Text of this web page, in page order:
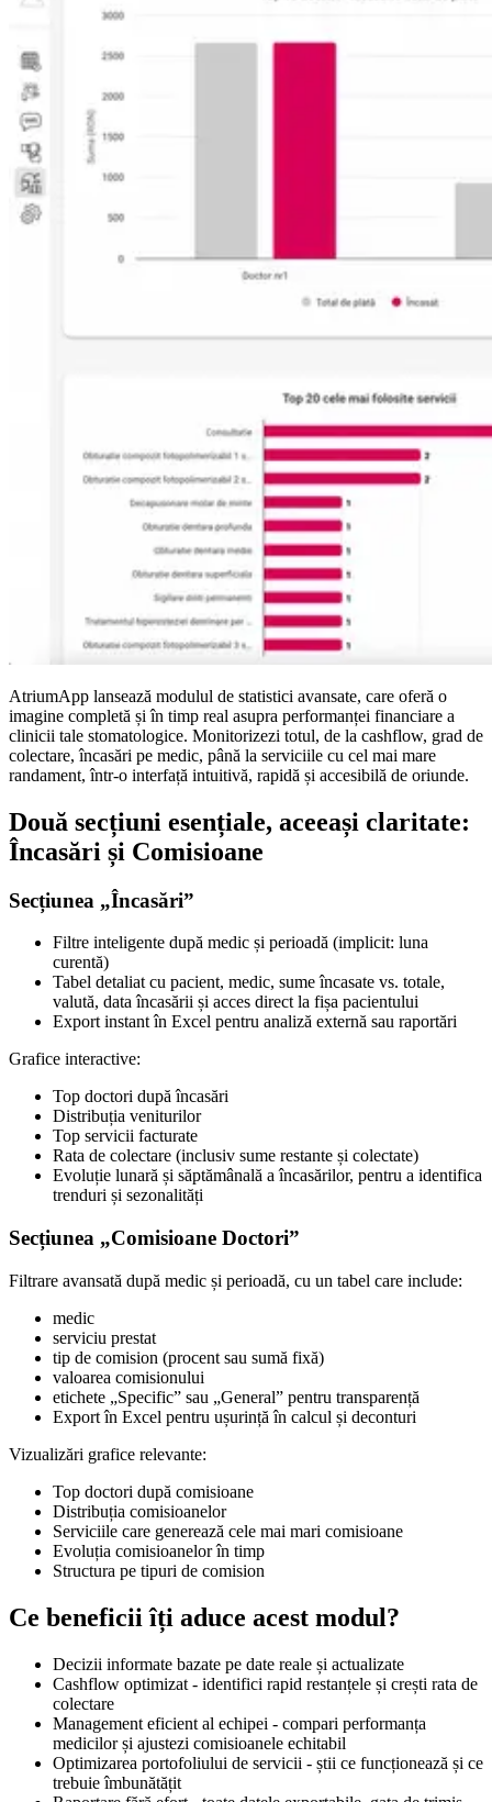
AtriumApp lansează modulul de statistici avansate, care oferă o
imagine completă și în timp real asupra performanței financiare a
clinicii tale stomatologice. Monitorizezi totul, de la cashflow, grad de
colectare, încasări pe medic, până la serviciile cu cel mai mare
randament, într-o interfață intuitivă, rapidă și accesibilă de oriunde.
Două secțiuni esențiale, aceeași claritate:
Încasări și Comisioane
Secțiunea „Încasări”
Filtre inteligente după medic și perioadă (implicit: luna
curentă)
Tabel detaliat cu pacient, medic, sume încasate vs. totale,
valută, data încasării și acces direct la fișa pacientului
Export instant în Excel pentru analiză externă sau raportări
Grafice interactive:
Top doctori după încasări
Distribuția veniturilor
Top servicii facturate
Rata de colectare (inclusiv sume restante și colectate)
Evoluție lunară și săptămânală a încasărilor, pentru a identifica
trenduri și sezonalități
Secțiunea „Comisioane Doctori”
Filtrare avansată după medic și perioadă, cu un tabel care include:
medic
serviciu prestat
tip de comision (procent sau sumă fixă)
valoarea comisionului
etichete „Specific” sau „General” pentru transparență
Export în Excel pentru ușurință în calcul și deconturi
Vizualizări grafice relevante:
Top doctori după comisioane
Distribuția comisioanelor
Serviciile care generează cele mai mari comisioane
Evoluția comisioanelor în timp
Structura pe tipuri de comision
Ce beneficii îți aduce acest modul?
Decizii informate bazate pe date reale și actualizate
Cashflow optimizat - identifici rapid restanțele și crești rata de
colectare
Management eficient al echipei - compari performanța
medicilor și ajustezi comisioanele echitabil
Optimizarea portofoliului de servicii - știi ce funcționează și ce
trebuie îmbunătățit